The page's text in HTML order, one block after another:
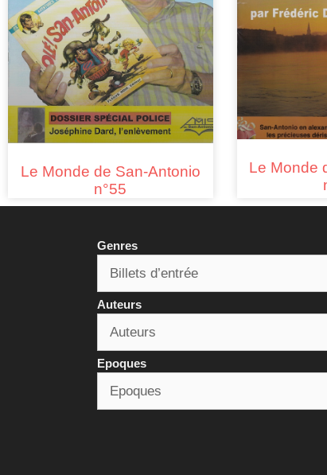
Le Monde de San-Antonio
n°55
Le Monde
Genres
Auteurs
Epoques